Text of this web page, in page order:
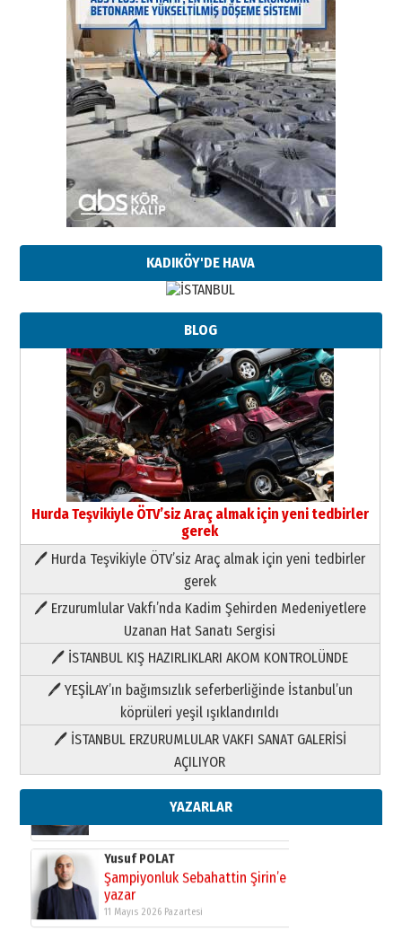
KADIKÖY'DE HAVA
BLOG
Hurda Teşvikiyle ÖTV’siz Araç almak için yeni tedbirler
gerek
🖊 Hurda Teşvikiyle ÖTV’siz Araç almak için yeni tedbirler
gerek
🖊 Erzurumlular Vakfı’nda Kadim Şehirden Medeniyetlere
Uzanan Hat Sanatı Sergisi
🖊 İSTANBUL KIŞ HAZIRLIKLARI AKOM KONTROLÜNDE
🖊 YEŞİLAY’ın bağımsızlık seferberliğinde İstanbul’un
köprüleri yeşil ışıklandırıldı
🖊 İSTANBUL ERZURUMLULAR VAKFI SANAT GALERİSİ
AÇILIYOR
YAZARLAR
Paranın Aile Kültüründeki Yeri
03 Ağustos 2026 Pazartesi
Yıldırım Gündoğdu
HAVVA’NIN ÜÇ KIZI
09 Temmuz 2026 Perşembe
Yusuf POLAT
Şampiyonluk Sebahattin Şirin’e
yazar
11 Mayıs 2026 Pazartesi
Neşat YALÇIN
Paranın Aile Kültüründeki Yeri
03 Ağustos 2026 Pazartesi
Yıldırım Gündoğdu